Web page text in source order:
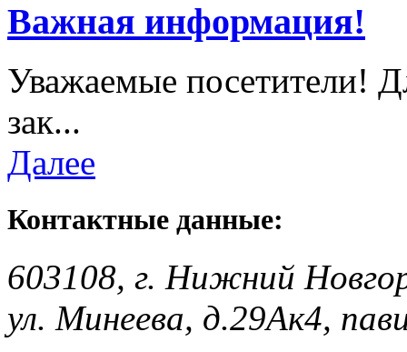
Важная информация!
Уважаемые посетители!
зак...
Далее
Контактные данные:
603108, г. Нижний
ул. Минеева, д.29Ак4,